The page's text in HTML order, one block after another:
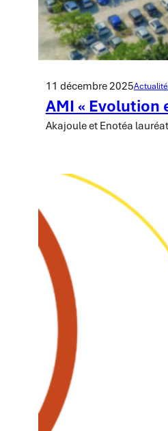
11 décembre 2025
AMI « Evolution
Akajoule et Enotéa